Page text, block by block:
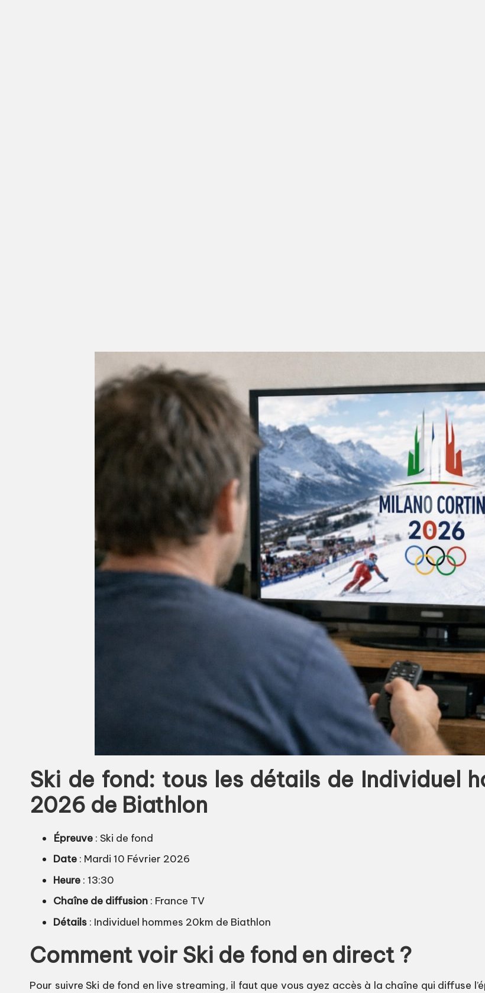
Ski de fond: tous les détails de Individuel
2026 de Biathlon
Épreuve : Ski de fond
Date : Mardi 10 Février 2026
Heure : 13:30
Chaîne de diffusion : France TV
Détails : Individuel hommes 20km de Biathlon
Comment voir Ski de fond en direct ?
Pour suivre Ski de fond en live streaming, il faut que vous ayez accès à la chaîne qui diffuse